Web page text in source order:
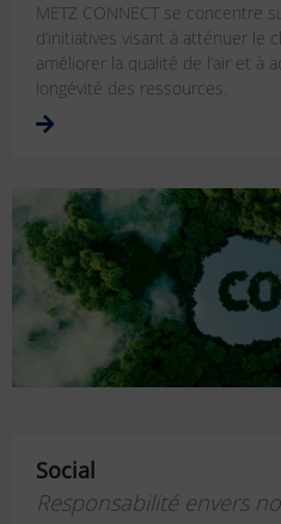
METZ CONNECT se concentre
d’initiatives visant à atténuer le
améliorer la qualité de l’air et à
longévité des ressources.
Social
Responsabilité envers